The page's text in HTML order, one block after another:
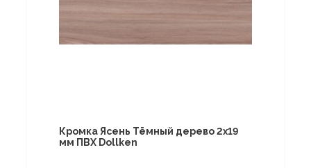
Кромка Ясень Тёмный дерево 2х19
мм ПВХ Dollken